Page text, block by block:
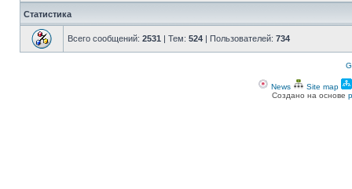
Статистика
Всего сообщений: 2531 | Тем: 524 | Пользователей: 734
News Site map
Создано на основе